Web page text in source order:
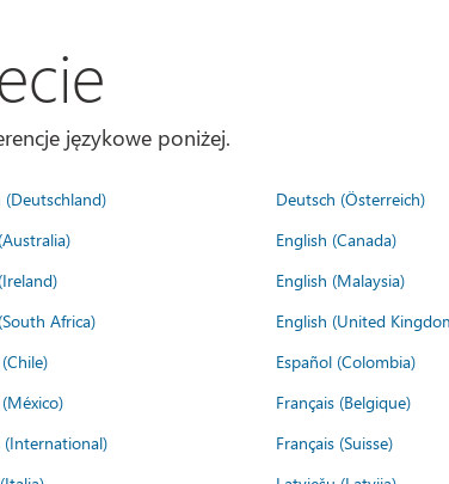
językowe poniżej.
(Deutschland)
Deutsch (Österreich)
English (Canada)
English (Malaysia)
Africa)
English (United
Español (Colombia)
Français (Belgique)
(International)
Français (Suisse)